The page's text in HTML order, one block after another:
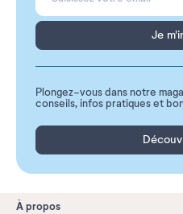
Je
Plongez-vous dans notre
conseils, infos pratiques et
À propos